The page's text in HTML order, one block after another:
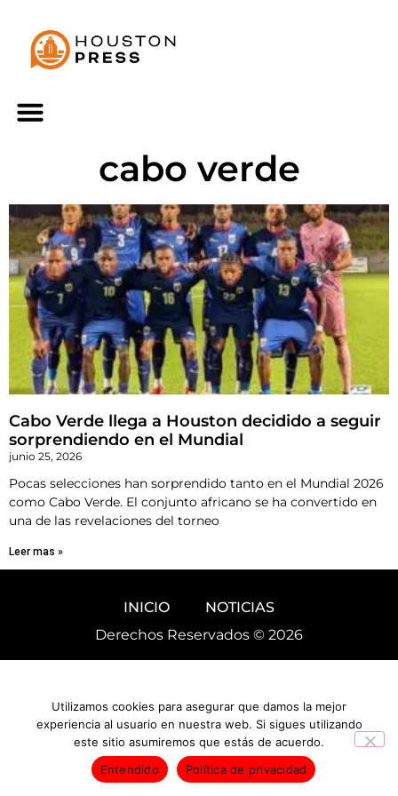
cabo verde
Cabo Verde llega a Houston decidido a seguir
sorprendiendo en el Mundial
junio 25, 2026
Pocas selecciones han sorprendido tanto en el Mundial 2026
como Cabo Verde. El conjunto africano se ha convertido en
una de las revelaciones del torneo
Leer mas »
INICIO
NOTICIAS
Derechos Reservados © 2026
Utilizamos cookies para asegurar que damos la mejor
experiencia al usuario en nuestra web. Si sigues utilizando
este sitio asumiremos que estás de acuerdo.
Entendido
Política de privacidad